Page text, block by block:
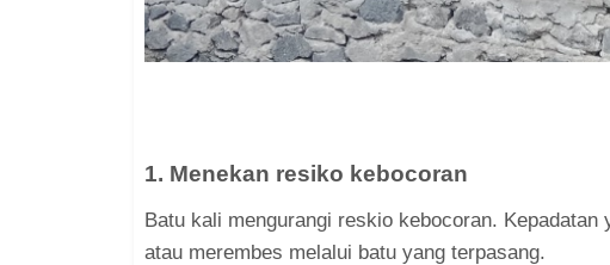
1. Menekan resiko kebocoran
Batu kali mengurangi reskio kebocoran.
atau merembes melalui batu yang terpasang.